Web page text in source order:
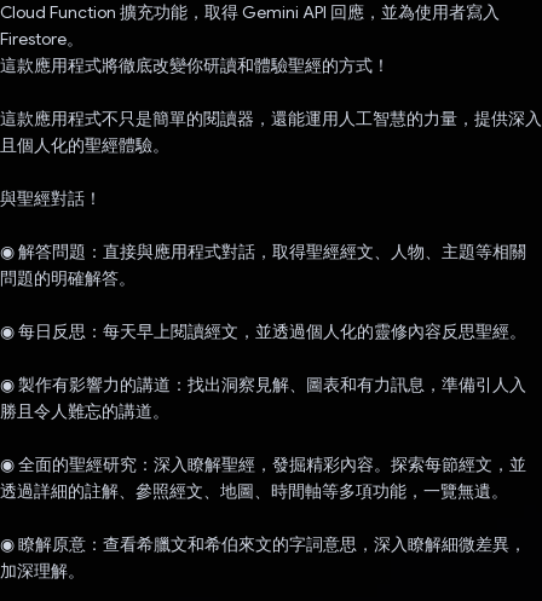
Cloud Function 擴充功能，取得 Gemini API 回應，並為使用者寫入
Firestore。
這款應用程式將徹底改變你研讀和體驗聖經的方式！
這款應用程式不只是簡單的閱讀器，還能運用人工智慧的力量，提供深入
且個人化的聖經體驗。
與聖經對話！
◉ 解答問題：直接與應用程式對話，取得聖經經文、人物、主題等相關
問題的明確解答。
◉ 每日反思：每天早上閱讀經文，並透過個人化的靈修內容反思聖經。
◉ 製作有影響力的講道：找出洞察見解、圖表和有力訊息，準備引人入
勝且令人難忘的講道。
◉ 全面的聖經研究：深入瞭解聖經，發掘精彩內容。探索每節經文，並
透過詳細的註解、參照經文、地圖、時間軸等多項功能，一覽無遺。
◉ 瞭解原意：查看希臘文和希伯來文的字詞意思，深入瞭解細微差異，
加深理解。